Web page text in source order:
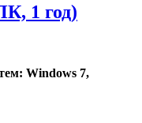
1 год)
: Windows 7,